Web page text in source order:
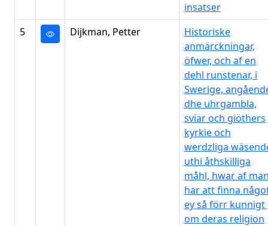
insatser
5
Dijkman, Petter
Historiske
anmärckningar,
öfwer, och af en
dehl runstenar, i
Swerige,
dhe uhrgambla,
sviar och giöthers
kyrkie och
werdzliga
uthi åthskilliga
måhl, hwar af
har att finna
ey så förr kunnigt
om deras religion